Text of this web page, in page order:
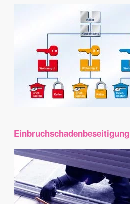
Einbruchschadenbeseitigung